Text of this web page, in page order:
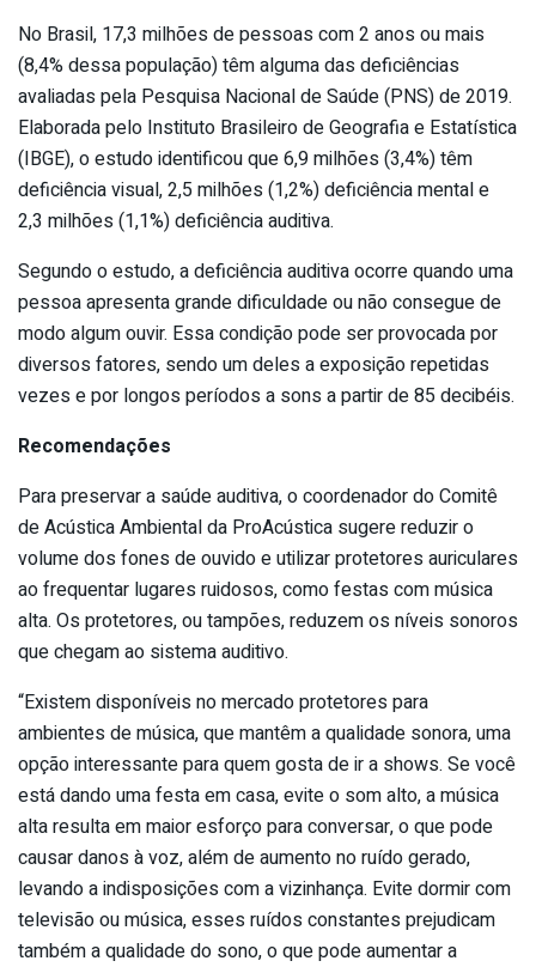
No Brasil, 17,3 milhões de pessoas com 2 anos ou mais
(8,4% dessa população) têm alguma das deficiências
avaliadas pela Pesquisa Nacional de Saúde (PNS) de 2019.
Elaborada pelo Instituto Brasileiro de Geografia e Estatística
(IBGE), o estudo identificou que 6,9 milhões (3,4%) têm
deficiência visual, 2,5 milhões (1,2%) deficiência mental e
2,3 milhões (1,1%) deficiência auditiva.
Segundo o estudo, a deficiência auditiva ocorre quando uma
pessoa apresenta grande dificuldade ou não consegue de
modo algum ouvir. Essa condição pode ser provocada por
diversos fatores, sendo um deles a exposição repetidas
vezes e por longos períodos a sons a partir de 85 decibéis.
Recomendações
Para preservar a saúde auditiva, o coordenador do Comitê
de Acústica Ambiental da ProAcústica sugere reduzir o
volume dos fones de ouvido e utilizar protetores auriculares
ao frequentar lugares ruidosos, como festas com música
alta. Os protetores, ou tampões, reduzem os níveis sonoros
que chegam ao sistema auditivo.
“Existem disponíveis no mercado protetores para
ambientes de música, que mantêm a qualidade sonora, uma
opção interessante para quem gosta de ir a shows. Se você
está dando uma festa em casa, evite o som alto, a música
alta resulta em maior esforço para conversar, o que pode
causar danos à voz, além de aumento no ruído gerado,
levando a indisposições com a vizinhança. Evite dormir com
televisão ou música, esses ruídos constantes prejudicam
também a qualidade do sono, o que pode aumentar a